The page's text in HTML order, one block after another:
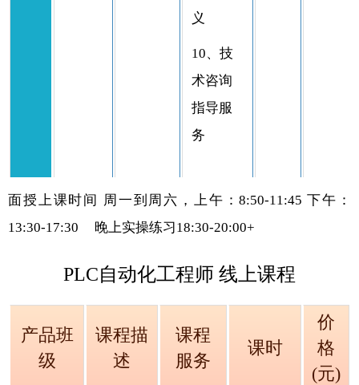
义
10、技
术咨询
指导服
务
面授上课时间 周一到周六，上午：8:50-11:45 下午：
13:30-17:30
晚上实操练习18:30-20:00+
PLC自动化工程师 线上课程
产品班
级
课程描
述
课程
服务
课时
价
格
(元)